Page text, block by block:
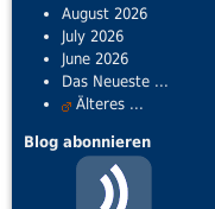
August 2026
July 2026
June 2026
Das Neueste ...
Älteres ...
Blog abonnieren